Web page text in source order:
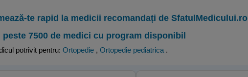
te rapid la medicii recomandați de
peste 7500 de medici cu program disponibil
potrivit pentru: Ortopedie , Ortopedie pediatrica .